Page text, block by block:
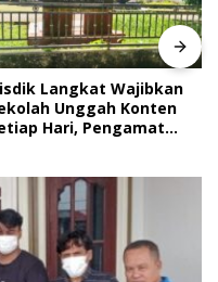
Langkat Wajibkan
Unggah Konten
Hari, Pengamat